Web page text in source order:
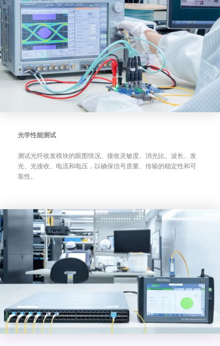
光学性能测试
测试光纤收发模块的眼图情况、接收灵敏度、消光比、波长、发
光、光接收、电流和电压，以确保信号质量、传输的稳定性和可
靠性。